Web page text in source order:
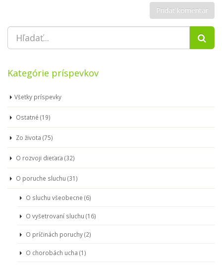
Kategórie príspevkov
Všetky príspevky
Ostatné (19)
Zo života (75)
O rozvoji dieťaťa (32)
O poruche sluchu (31)
O sluchu všeobecne (6)
O vyšetrovaní sluchu (16)
O príčinách poruchy (2)
O chorobách ucha (1)